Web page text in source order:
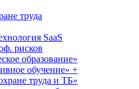
труда
SaaS
рисков
образование»
обучение» +
труда и ТБ»